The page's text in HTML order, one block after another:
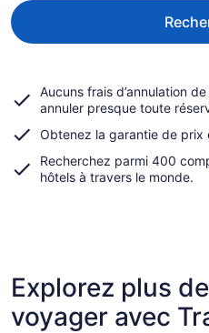
Aucuns frais d’annulation
annuler presque toute
Obtenez la garantie de prix
Recherchez parmi 400
hôtels à travers le monde.
Explorez plus
voyager avec